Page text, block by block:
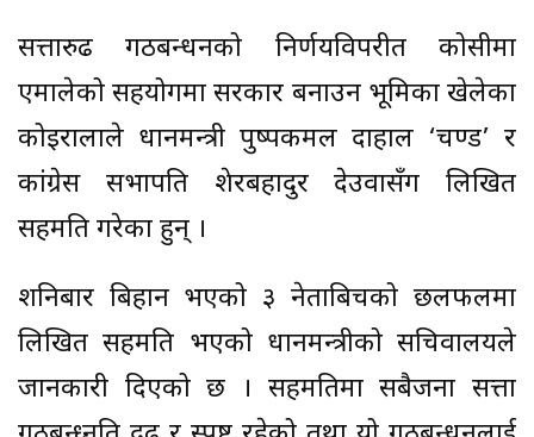
सत्तारुढ गठबन्धनको निर्णयविपरीत कोसीमा
एमालेको सहयोगमा सरकार बनाउन भूमिका खेलेका
कोइरालाले प्रधानमन्त्री पुष्पकमल दाहाल ‘प्रचण्ड’ र
कांग्रेस सभापति शेरबहादुर देउवासँग लिखित
सहमति गरेका हुन् ।
शनिबार बिहान भएको ३ नेताबिचको छलफलमा
लिखित सहमति भएको प्रधानमन्त्रीको सचिवालयले
जानकारी दिएको छ । सहमतिमा सबैजना सत्ता